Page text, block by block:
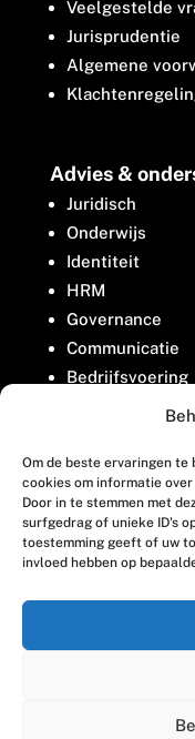
Om de beste ervaringen
cookies om informatie
Door in te stemmen met
surfgedrag of unieke ID's
toestemming geeft of uw
invloed hebben op
Veelgestelde
Jurisprudentie
Algemene
Advies &
Juridisch
Onderwijs
Identiteit
HRM
Governance
Communicatie
Bedrijfsvoering
Contact
Houttuinlaan 8
3447 GM